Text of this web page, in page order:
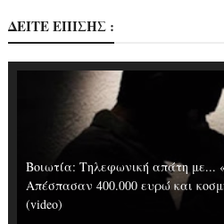
ΔΕΙΤΕ ΕΠΙΣΗΣ :
Βοιωτία: Tηλεφωνική απάτη με...
Απέσπασαν 400.000 ευρώ και
(video)